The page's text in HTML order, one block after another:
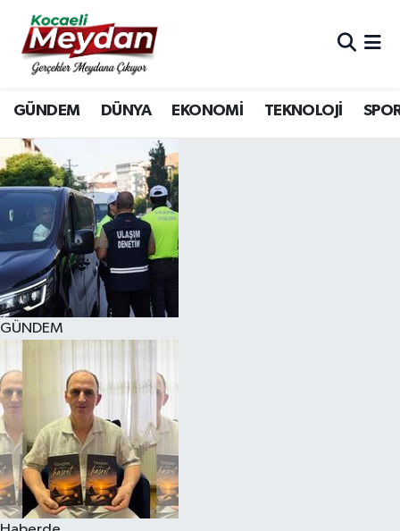
GÜNDEM DÜNYA EKONOMİ TEKNOLOJİ
GÜNDEM
Nöbetçi Eczaneler
Hava Durumu
Trafik Durumu
Süper Lig Puan Durumu ve Fikstür
Tüm Manşetler
Son Dakika Haberleri
Haber Arşivi